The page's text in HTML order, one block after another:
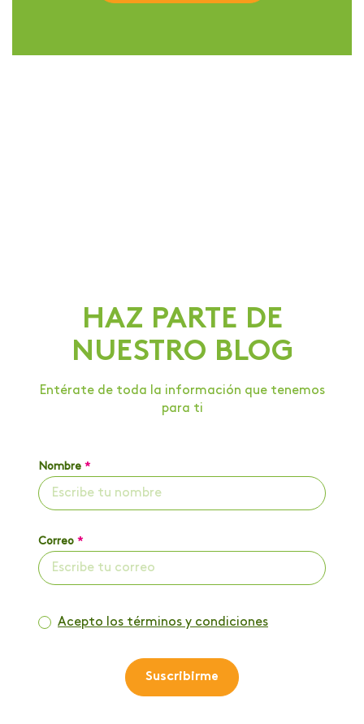
HAZ PARTE DE
NUESTRO BLOG
Entérate de toda la información que tenemos
para ti
Nombre *
Correo *
Acepto los términos y condiciones
Suscribirme